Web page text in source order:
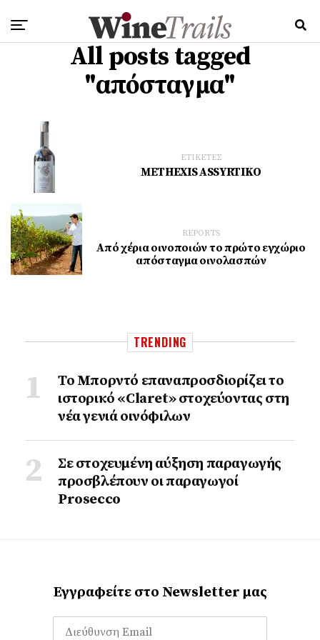
All posts tagged
"απόσταγμα"
ΕΤΙΚΕΤΕΣ
ΜΕTHEXIS ASSYRTIKO
REPORTS
Από χέρια οινοποιών το πρώτο εγχώριο
απόσταγμα οινολασπών
TRENDING
Το Μπορντό επαναπροσδιορίζει το
ιστορικό «Claret» στοχεύοντας στη
νέα γενιά οινόφιλων
Σε στοχευμένη αύξηση παραγωγής
προσβλέπουν οι παραγωγοί
Prosecco
Εγγραφείτε στο Newsletter μας